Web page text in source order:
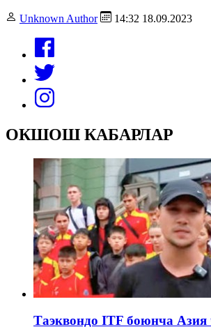
Unknown Author 14:32 18.09.2023
ОКШОШ КАБАРЛАР
Таэквондо ITF боюнча